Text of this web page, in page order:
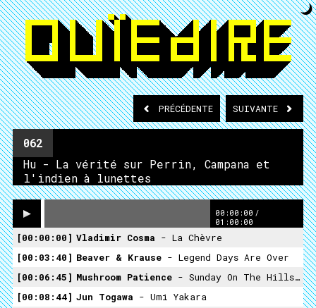
PRÉCÉDENTE SUIVANTE
062
Hu - La vérité sur Perrin, Campana et
l'indien à lunettes
00:00:00 /
01:00:00
00:00:00 Vladimir Cosma - La Chèvre
00:03:40
Beaver & Krause - Legend Days Are Over
00:06:45
Mushroom Patience - Sunday On The Hills With Ermes
00:08:44
Jun Togawa - Umi Yakara